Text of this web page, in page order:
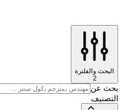
البحث والفلترة
2
بحث عن
التصنيف